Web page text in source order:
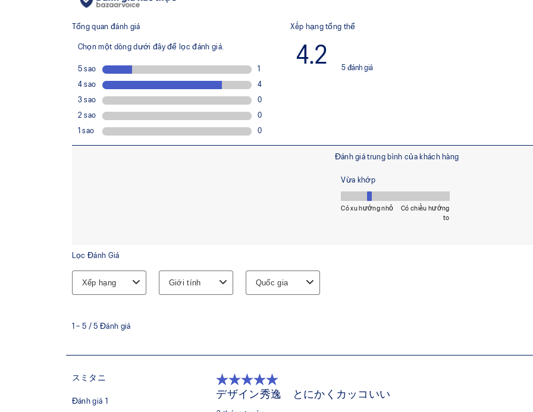
Đệm FF BLAST™ PLUS
Được thiết kế để cải thiện độ nảy và chiều cao bật nhảy. Mềm mại và đàn hồi
hơn so với đệm FLYTEFOAM™, mang lại sự êm ái và khả năng phản hồi
vượt trội.
Công nghệ 3D SPACE CONSTRUCTION™
Giúp cải thiện độ linh hoạt.
Các rãnh trên đế ngoài giúp cải thiện khả năng xoay, tăng sự linh hoạt và
carbon so với công nghệ